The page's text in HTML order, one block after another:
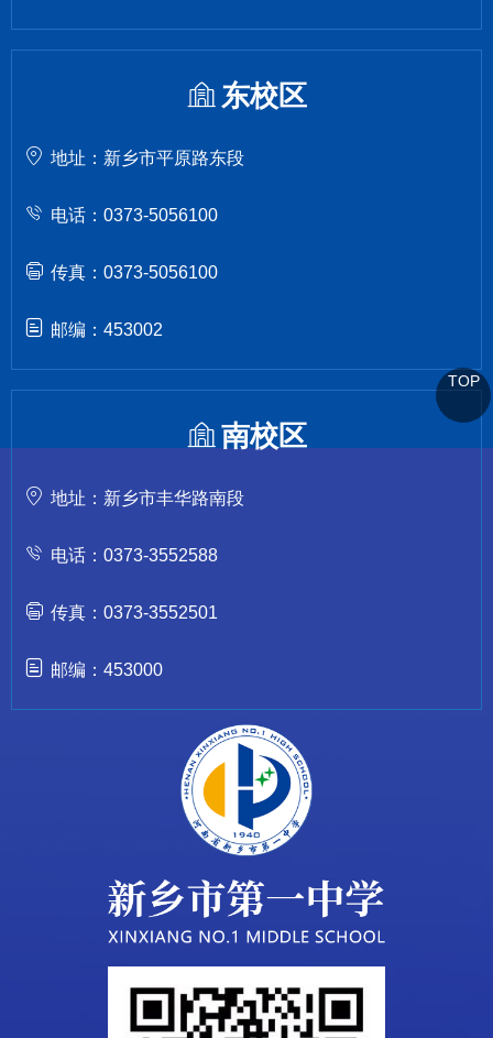
东校区
地址：新乡市平原路东段
电话：0373-5056100
传真：0373-5056100
邮编：453002
南校区
地址：新乡市丰华路南段
电话：0373-3552588
传真：0373-3552501
邮编：453000
TOP